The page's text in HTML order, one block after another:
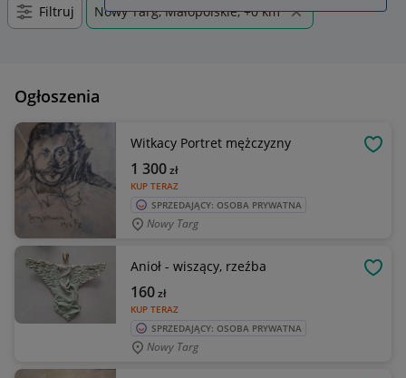
Filtruj Nowy Targ, Małopolskie, +0 km
Ogłoszenia
Witkacy Portret mężczyzny
KUP TERAZ
1 300zł
SPRZEDAJĄCY: OSOBA PRYWATNA
Nowy Targ
Anioł - wiszący, rzeźba
KUP TERAZ
160zł
SPRZEDAJĄCY: OSOBA PRYWATNA
Nowy Targ